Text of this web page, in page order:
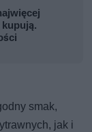
kupują.
smak,
jak i